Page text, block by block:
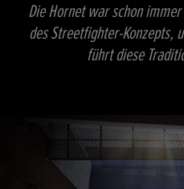
Die Hornet war schon
des Streetfighter-Konzepts,
führt diese